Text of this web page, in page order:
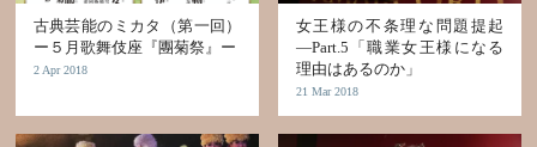
古典芸能のミカタ（第一回）
ー５月歌舞伎座『團菊祭』ー
2 Apr 2018
女王様の不条理な問題提起
―Part.5「職業女王様になる
理由はあるのか」
21 Mar 2018